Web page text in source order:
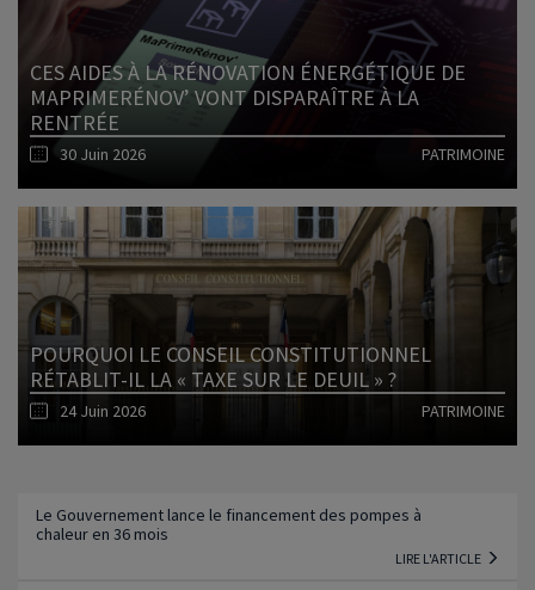
CES AIDES À LA RÉNOVATION ÉNERGÉTIQUE DE
MAPRIMERÉNOV’ VONT DISPARAÎTRE À LA
RENTRÉE
30 Juin 2026 PATRIMOINE
Lire l'article
POURQUOI LE CONSEIL CONSTITUTIONNEL
RÉTABLIT-IL LA « TAXE SUR LE DEUIL » ?
24 Juin 2026 PATRIMOINE
Le Gouvernement lance le financement des pompes à
chaleur en 36 mois
LIRE L'ARTICLE